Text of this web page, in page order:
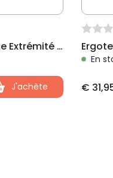
Miroir de vélo Mirage Extrémité de barre ronde avec fiche
J'achète
En
€